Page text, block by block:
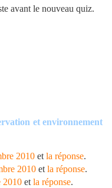
avant le nouveau quiz.
et environnement
2010 et la réponse.
2010 et la réponse.
2010 et la réponse.